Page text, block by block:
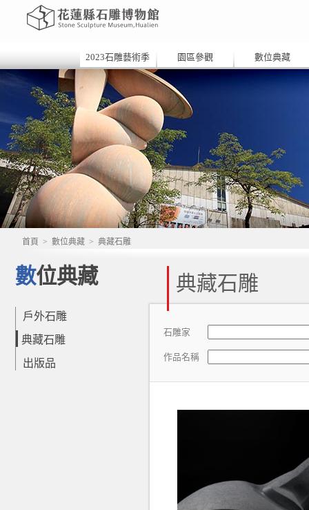
2023石雕藝術季 園區參觀 數位典藏
首頁 > 數位典藏 > 典藏石雕
數位典藏
戶外石雕
典藏石雕
出版品
典藏石雕
石雕家
作品名稱